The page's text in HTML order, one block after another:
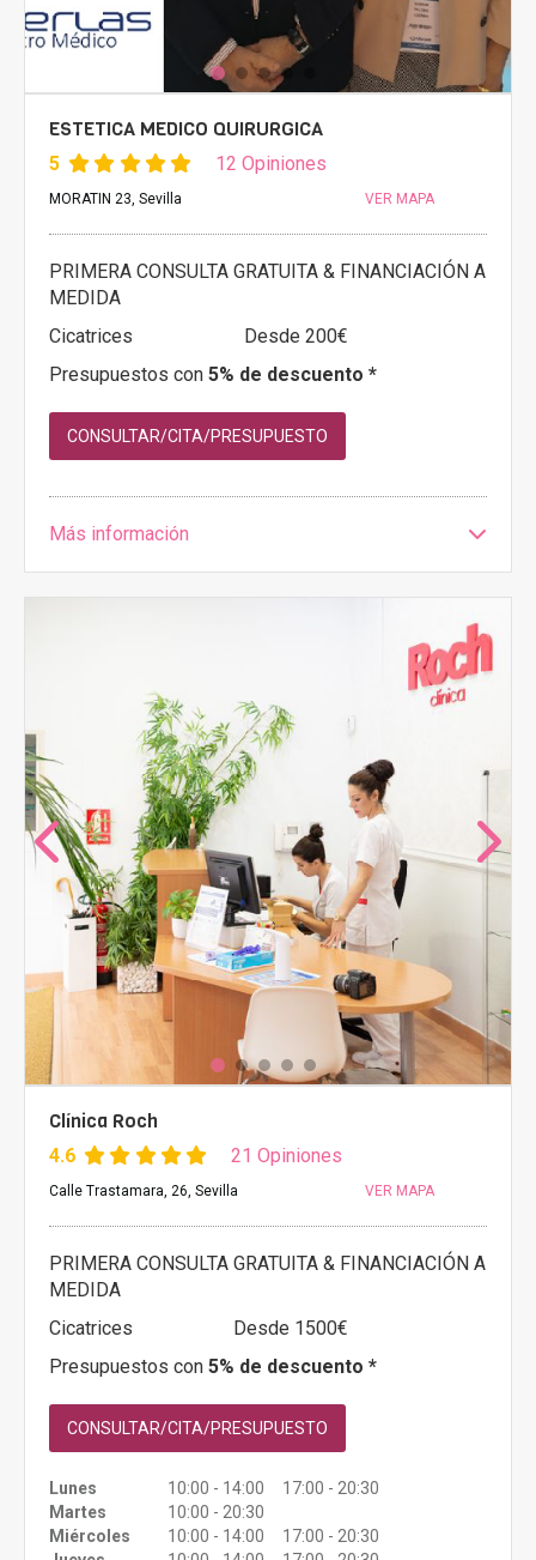
ESTETICA MEDICO QUIRURGICA
5 12 Opiniones
MORATIN 23, Sevilla VER MAPA
PRIMERA CONSULTA GRATUITA & FINANCIACIÓN A
MEDIDA
Cicatrices
Desde 200€
Presupuestos con 5% de descuento *
CONSULTAR/CITA/PRESUPUESTO
Más información
Clínica Roch
4.6 21 Opiniones
Calle Trastamara, 26, Sevilla VER MAPA
PRIMERA CONSULTA GRATUITA & FINANCIACIÓN A
MEDIDA
Cicatrices
Desde 1500€
Presupuestos con 5% de descuento *
CONSULTAR/CITA/PRESUPUESTO
Lunes
10:00 - 14:00 17:00 - 20:30
Martes
10:00 - 20:30
Miércoles
10:00 - 14:00 17:00 - 20:30